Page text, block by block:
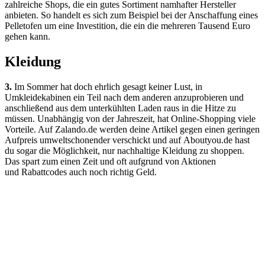
zahlreiche Shops, die ein gutes Sortiment namhafter Hersteller
anbieten. So handelt es sich zum Beispiel bei der Anschaffung eines
Pelletofen um eine Investition, die ein die mehreren Tausend Euro
gehen kann.
Kleidung
3. Im Sommer hat doch ehrlich gesagt keiner Lust, in
Umkleidekabinen ein Teil nach dem anderen anzuprobieren und
anschließend aus dem unterkühlten Laden raus in die Hitze zu
müssen. Unabhängig von der Jahreszeit, hat Online-Shopping viele
Vorteile. Auf Zalando.de werden deine Artikel gegen einen geringen
Aufpreis umweltschonender verschickt und auf Aboutyou.de hast
du sogar die Möglichkeit, nur nachhaltige Kleidung zu shoppen.
Das spart zum einen Zeit und oft aufgrund von Aktionen
und Rabattcodes auch noch richtig Geld.